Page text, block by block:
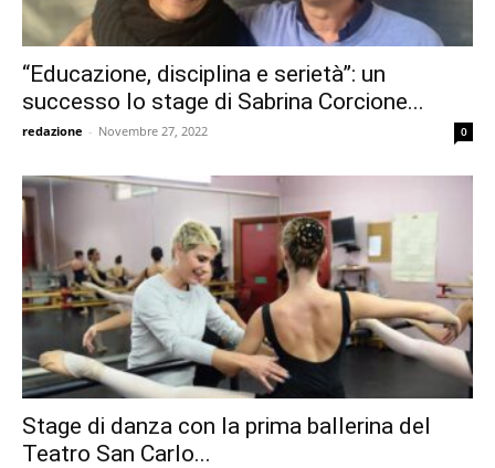
“Educazione, disciplina e serietà”: un
successo lo stage di Sabrina Corcione...
redazione - Novembre 27, 2022 0
Stage di danza con la prima ballerina del
Teatro San Carlo...